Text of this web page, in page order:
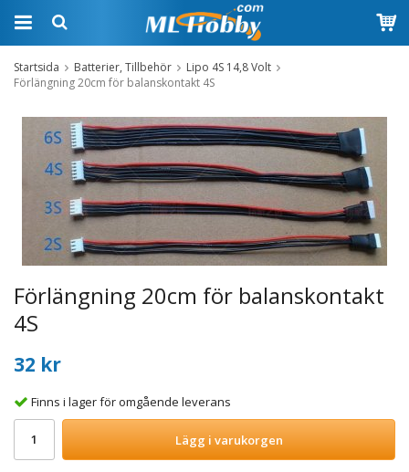
Startsida Batterier, Tillbehör
Lipo 4S 14,8 Volt
Förlängning 20cm för balanskontakt 4S
Förlängning 20cm för balanskontakt
4S
32 kr
Finns i lager för omgående leverans
Lägg i varukorgen